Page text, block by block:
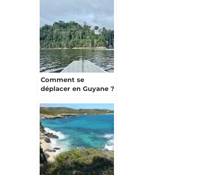
Comment se
déplacer en Guyane ?